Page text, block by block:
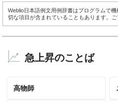
Weblio日本語例文用例辞書はプログラムで
切な項目が含まれていることもあります。ご
急上昇のことば
高物師